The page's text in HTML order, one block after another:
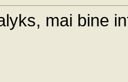
mai bine